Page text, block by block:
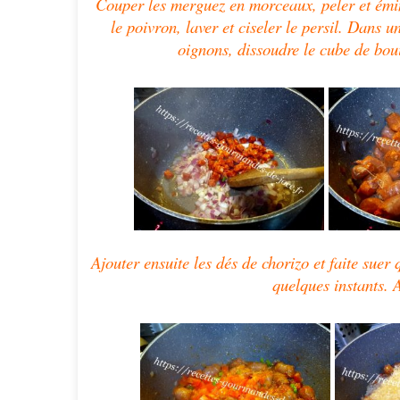
le poivron, laver et ciseler le persil. Dans
oignons, dissoudre le cube de
Ajouter ensuite les dés de chorizo et faite
quelques instants.